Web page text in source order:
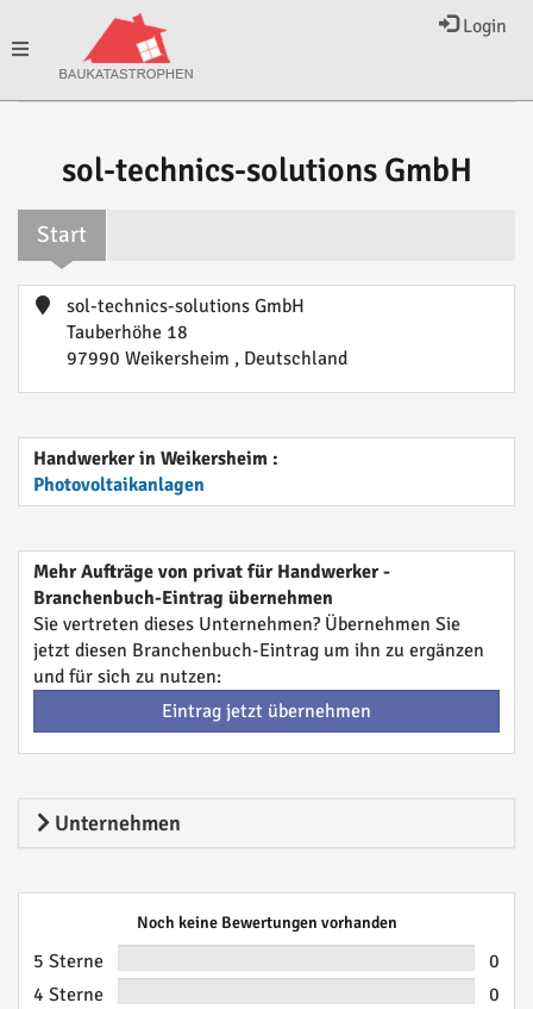
Login
Toggle
sol-technics-solutions GmbH
Start
sol-technics-solutions GmbH
Tauberhöhe 18
97990 Weikersheim , Deutschland
Handwerker in Weikersheim :
Photovoltaikanlagen
Mehr Aufträge von privat für Handwerker -
Branchenbuch-Eintrag übernehmen
Sie vertreten dieses Unternehmen? Übernehmen Sie
jetzt diesen Branchenbuch-Eintrag um ihn zu ergänzen
und für sich zu nutzen:
Eintrag jetzt übernehmen
Unternehmen
Noch keine Bewertungen vorhanden
5 Sterne
0
4 Sterne
0